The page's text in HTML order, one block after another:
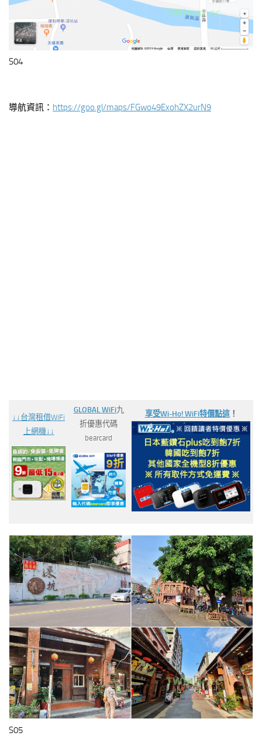
S04
導航資訊： https://goo.gl/maps/FGwo49ExohZX2urN9
↓↓台灣租借WiFi
上網機↓↓
GLOBAL WiFi九
折優惠代碼
bearcard
享受Wi-Ho! WiFi特價點這！
S05